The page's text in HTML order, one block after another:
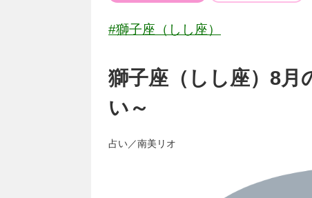
#獅子座（しし座）
獅子座（しし座）8月
い～
占い／南美リオ